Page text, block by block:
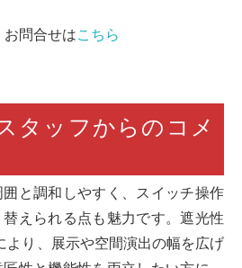
問合せはこちら
タッフからのコメ
と調和しやすく、スイッチ操作
えられる点も魅力です。遮光性
より、展示や空間演出の幅を広げ